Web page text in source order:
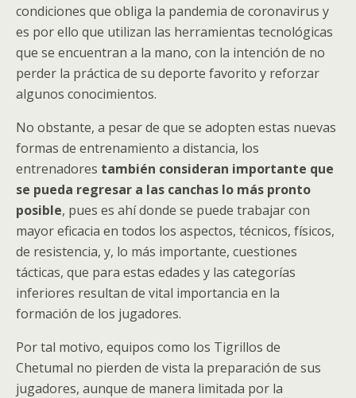
condiciones que obliga la pandemia de coronavirus y
es por ello que utilizan las herramientas tecnológicas
que se encuentran a la mano, con la intención de no
perder la práctica de su deporte favorito y reforzar
algunos conocimientos.
No obstante, a pesar de que se adopten estas nuevas
formas de entrenamiento a distancia, los
entrenadores también consideran importante que
se pueda regresar a las canchas lo más pronto
posible, pues es ahí donde se puede trabajar con
mayor eficacia en todos los aspectos, técnicos, físicos,
de resistencia, y, lo más importante, cuestiones
tácticas, que para estas edades y las categorías
inferiores resultan de vital importancia en la
formación de los jugadores.
Por tal motivo, equipos como los Tigrillos de
Chetumal no pierden de vista la preparación de sus
jugadores, aunque de manera limitada por la